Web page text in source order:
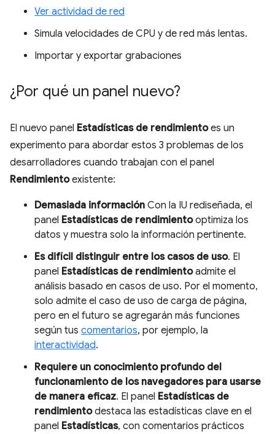
Ver actividad de red
Simula velocidades de CPU y de red más lentas.
Importar y exportar grabaciones
¿Por qué un panel nuevo?
El nuevo panel Estadísticas de rendimientoes un
experimento para abordar estos 3 problemas de los
desarrolladores cuando trabajan con el panel
Rendimientoexistente:
Demasiada información Con la IU rediseñada, el
panel Estadísticas de rendimientooptimiza los
datos y muestra solo la información pertinente.
Es difícil distinguir entre los casos de uso. El
panel Estadísticas de rendimientoadmite el
análisis basado en casos de uso. Por el momento,
solo admite el caso de uso de carga de página,
pero en el futuro se agregarán más funciones
según tus comentarios, por ejemplo, la
interactividad.
Requiere un conocimiento profundo del
funcionamiento de los navegadores para usarse
de manera eficaz. El panel Estadísticas de
rendimientodestaca las estadísticas clave en el
panel Estadísticas, con comentarios prácticos